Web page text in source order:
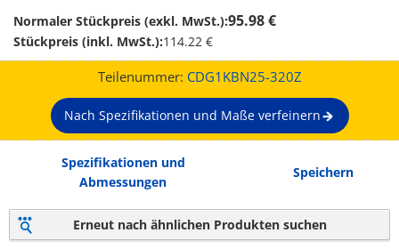
Normaler Stückpreis (exkl. MwSt.):95.98 €
Stückpreis (inkl. MwSt.):114.22 €
Teilenummer: CDG1KBN25-320Z
Nach Spezifikationen und Maße verfeinern
Spezifikationen und
Abmessungen
Speichern
Erneut nach ähnlichen Produkten suchen